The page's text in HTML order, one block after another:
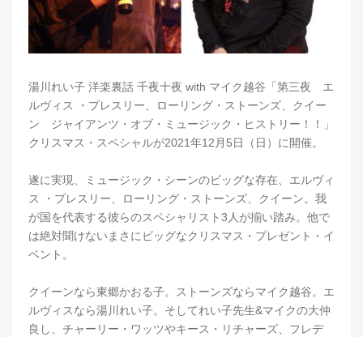
湯川れい子 洋楽裏話 千夜十夜 with マイク越谷「第三夜 エ
ルヴィス ・プレスリー、ローリング・ストーンズ、クイー
ン ジャイアンツ・オブ・ミュージック・ヒストリー！！」
クリスマス・スペシャルが2021年12月5日（日）に開催。
遂に実現、ミュージック・シーンのビッグな存在、エルヴィ
ス ・プレスリー、ローリング・ストーンズ、クイーン。我
が国を代表する彼らのスペシャリスト3人が揃い踏み。他で
は絶対聞けないまさにビッグなクリスマス・プレゼント・イ
ベント。
クイーンなら東郷かおる子。ストーンズならマイク越谷。エ
ルヴィスなら湯川れい子。そしてれい子先生&マイクの大仲
良し、チャーリー・ワッツやキース・リチャーズ、フレデ